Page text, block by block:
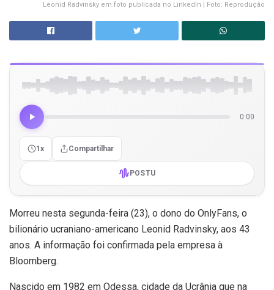
Leonid Radvinsky em foto publicada no LinkedIn | Foto: Reprodução
0:00
1x Compartilhar
POSTU
Morreu nesta segunda-feira (23), o dono do OnlyFans, o
bilionário ucraniano-americano Leonid Radvinsky, aos 43
anos. A informação foi confirmada pela empresa à
Bloomberg.
Nascido em 1982 em Odessa, cidade da Ucrânia que na